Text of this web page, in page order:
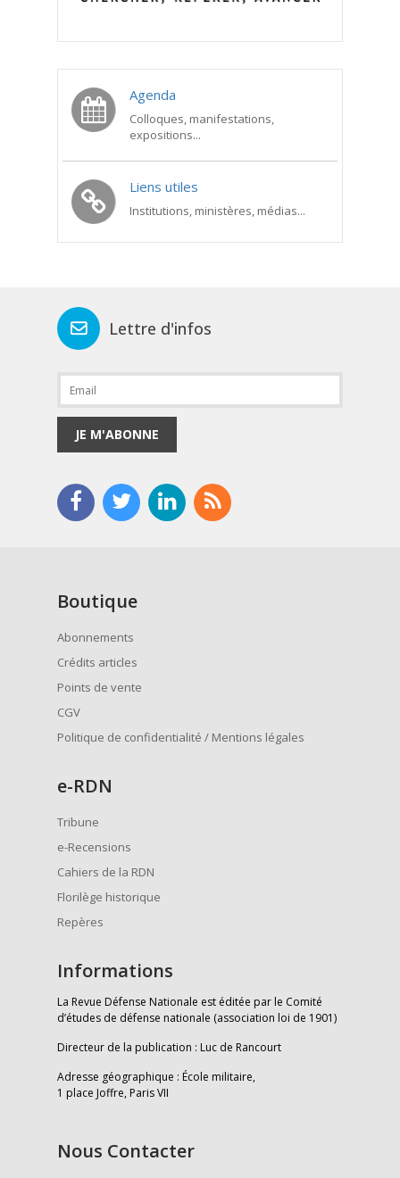
Agenda
Colloques, manifestations,
expositions...
Liens utiles
Institutions, ministères, médias...
Lettre d'infos
JE M'ABONNE
Boutique
Abonnements
Crédits articles
Points de vente
CGV
Politique de confidentialité / Mentions légales
e-RDN
Tribune
e-Recensions
Cahiers de la RDN
Florilège historique
Repères
Informations
La Revue Défense Nationale est éditée par le Comité
d’études de défense nationale (association loi de 1901)
Directeur de la publication : Luc de Rancourt
Adresse géographique : École militaire,
1 place Joffre, Paris VII
Nous Contacter